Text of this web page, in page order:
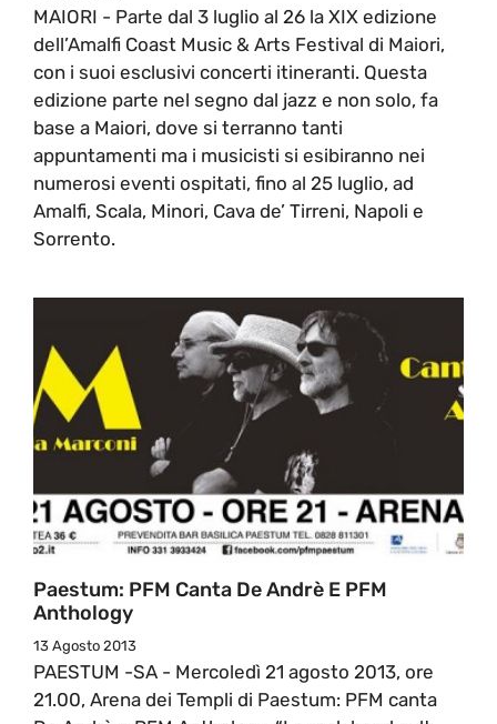
MAIORI - Parte dal 3 luglio al 26 la XIX edizione
dell’Amalfi Coast Music & Arts Festival di Maiori,
con i suoi esclusivi concerti itineranti. Questa
edizione parte nel segno dal jazz e non solo, fa
base a Maiori, dove si terranno tanti
appuntamenti ma i musicisti si esibiranno nei
numerosi eventi ospitati, fino al 25 luglio, ad
Amalfi, Scala, Minori, Cava de’ Tirreni, Napoli e
Sorrento.
Paestum: PFM Canta De Andrè E PFM
Anthology
13 Agosto 2013
PAESTUM -SA - Mercoledì 21 agosto 2013, ore
21.00, Arena dei Templi di Paestum: PFM canta